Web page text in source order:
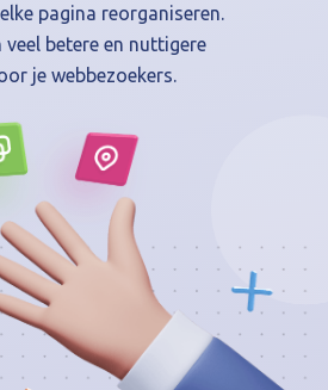
pagina reorganiseren.
veel betere en nuttigere
je webbezoekers.